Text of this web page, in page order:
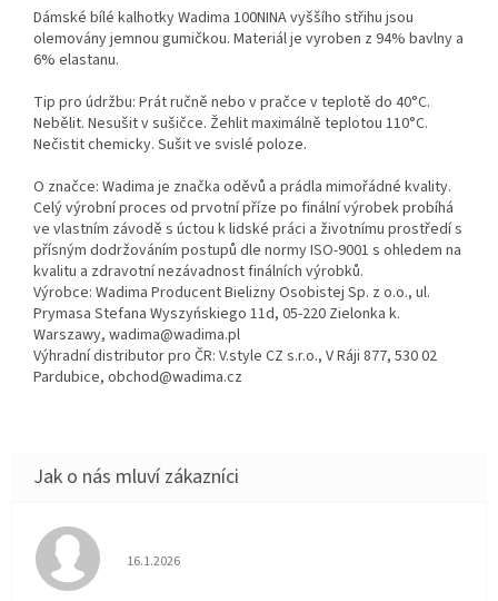
Dámské bílé kalhotky Wadima 100NINA vyššího střihu jsou
olemovány jemnou gumičkou. Materiál je vyroben z 94% bavlny a
6% elastanu.
Tip pro údržbu: Prát ručně nebo v pračce v teplotě do 40°C.
Nebělit. Nesušit v sušičce. Žehlit maximálně teplotou 110°C.
Nečistit chemicky. Sušit ve svislé poloze.
O značce: Wadima je značka oděvů a prádla mimořádné kvality.
Celý výrobní proces od prvotní příze po finální výrobek probíhá
ve vlastním závodě s úctou k lidské práci a životnímu prostředí s
přísným dodržováním postupů dle normy ISO-9001 s ohledem na
kvalitu a zdravotní nezávadnost finálních výrobků.
Výrobce: Wadima Producent Bielizny Osobistej Sp. z o.o., ul.
Prymasa Stefana Wyszyńskiego 11d, 05-220 Zielonka k.
Warszawy, wadima@wadima.pl
Výhradní distributor pro ČR: V.style CZ s.r.o., V Ráji 877, 530 02
Pardubice, obchod@wadima.cz
Hodnocení obchodu je 5 z 5 hvězdiček.
16.1.2026